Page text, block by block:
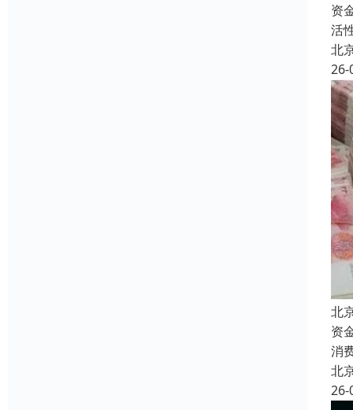
资
活
北
26-
北
资
消
北
26-